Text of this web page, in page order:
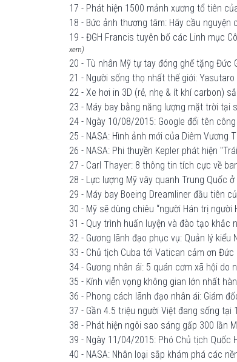
17 - Phát hiện 1500 mảnh xương tổ tiên
18 - Bức ảnh thương tâm: Hãy cầu
19 - ĐGH Francis tuyên bố các Linh mục
xem)
20 - Tù nhân Mỹ tự tay đóng ghế tặng Đức
21 - Người sống thọ nhất thế giới:
22 - Xe hơi in 3D (rẻ, nhẹ & ít khí carbon)
23 - Máy bay bằng năng lượng mặt trời
24 - Ngày 10/08/2015: Google đổi tên
25 - NASA: Hình ảnh mới của Diêm Vương
26 - NASA: Phi thuyền Kepler phát hiện
27 - Carl Thayer: 8 thông tin tích cực về
28 - Lực lượng Mỹ vây quanh Trung Quốc ở
29 - Máy bay Boeing Dreamliner đầu tiên
30 - Mỹ sẽ dùng chiêu “người Hán trị người
31 - Quy trình huấn luyện và đào tạo khắc
32 - Gương lãnh đạo phục vụ: Quản lý kiểu
33 - Chủ tịch Cuba tới Vatican cảm ơn Đức
34 - Gương nhân ái: 5 quán cơm xã hội do
35 - Kính viễn vọng không gian lớn nhất
36 - Phong cách lãnh đạo nhân ái: Giám
37 - Gần 4.5 triệu người Việt đang sống tại
38 - Phát hiện ngôi sao sáng gấp 300 lần
39 - Ngày 11/04/2015: Phó Chủ tịch Quốc
40 - NASA: Nhân loại sắp khám phá các